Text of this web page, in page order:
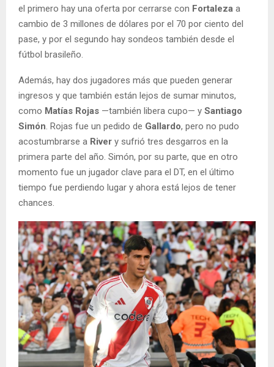
el primero hay una oferta por cerrarse con Fortaleza a
cambio de 3 millones de dólares por el 70 por ciento del
pase, y por el segundo hay sondeos también desde el
fútbol brasileño.
Además, hay dos jugadores más que pueden generar
ingresos y que también están lejos de sumar minutos,
como Matías Rojas —también libera cupo— y Santiago
Simón. Rojas fue un pedido de Gallardo, pero no pudo
acostumbrarse a River y sufrió tres desgarros en la
primera parte del año. Simón, por su parte, que en otro
momento fue un jugador clave para el DT, en el último
tiempo fue perdiendo lugar y ahora está lejos de tener
chances.